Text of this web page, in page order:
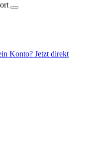
Konto? Jetzt direkt